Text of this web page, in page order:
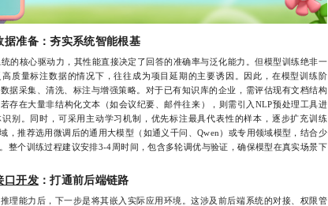
据准备：夯实系统智能根基
核心驱动力，其性能直接决定了回答的准确率与泛化能力。但模型训练绝非一
质量标注数据的情况下，往往成为项目延期的主要诱因。因此，在模型训练阶
据采集、清洗、标注与增强策略。对于已有知识库的企业，需评估现有文档结构
存在大量非结构化文本（如会议纪要、邮件往来），则需引入NLP预处理工具进
别。同时，可采用主动学习机制，优先标注最具代表性的样本，逐步扩充训练
，推荐选用微调后的通用大模型（如通义千问、Qwen）或专用领域模型，结合少
整个训练过程建议安排3-4周时间，包含多轮调优与验证，确保模型在真实场景下
口开发：打通前后端链路
能力后，下一步是将其嵌入实际应用环境。这涉及前后端系统的对接、权限管